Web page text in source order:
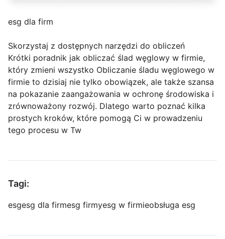
esg dla firm
Skorzystaj z dostępnych narzędzi do obliczeń
Krótki poradnik jak obliczać ślad węglowy w firmie,
który zmieni wszystko Obliczanie śladu węglowego w
firmie to dzisiaj nie tylko obowiązek, ale także szansa
na pokazanie zaangażowania w ochronę środowiska i
zrównoważony rozwój. Dlatego warto poznać kilka
prostych kroków, które pomogą Ci w prowadzeniu
tego procesu w Tw
Tagi:
esgesg dla firmesg firmyesg w firmieobsługa esg